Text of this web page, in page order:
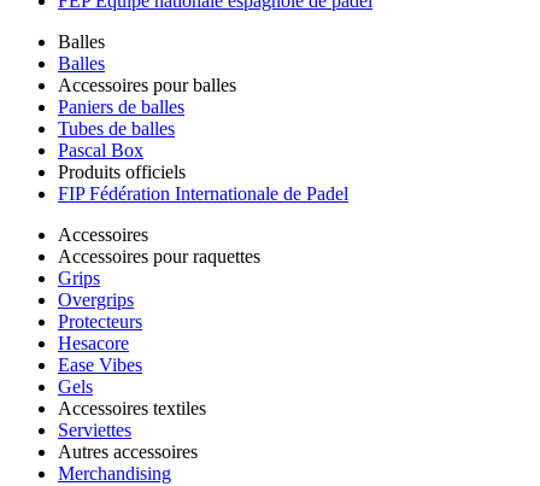
Balles
Balles
Accessoires pour balles
Paniers de balles
Tubes de balles
Pascal Box
Produits officiels
FIP Fédération Internationale de Padel
Accessoires
Accessoires pour raquettes
Grips
Overgrips
Protecteurs
Hesacore
Ease Vibes
Gels
Accessoires textiles
Serviettes
Autres accessoires
Merchandising